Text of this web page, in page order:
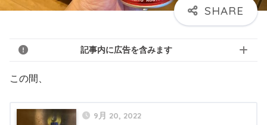
記事内に広告を含みます
この間、
9月 20, 2022